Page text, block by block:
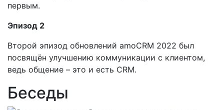
первым.
Эпизод 2
Второй эпизод обновлений amoCRM 2022 был
посвящён улучшению коммуникации с клиентом,
ведь общение – это и есть CRM.
Беседы